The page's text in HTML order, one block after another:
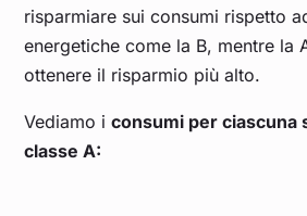
risparmiare sui consumi rispetto
energetiche come la B, mentre la
ottenere il risparmio più alto.
Vediamo iconsumi per ciascuna
classe A: